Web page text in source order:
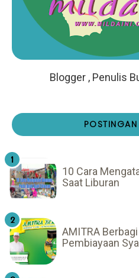
Blogger , Penulis
10 Cara
Saat Liburan
AMITRA
Pembiayaan